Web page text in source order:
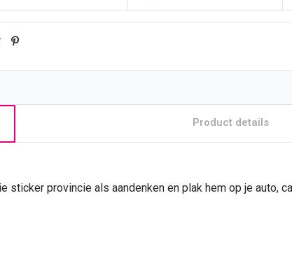
Product details
sticker provincie als aandenken en plak hem op je auto,